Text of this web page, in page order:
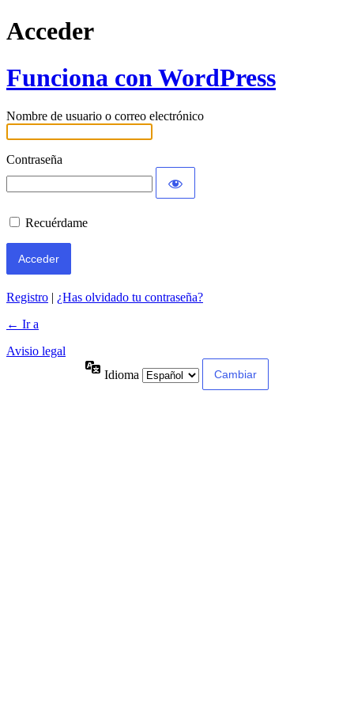
Acceder
Funciona con WordPress
Nombre de usuario o correo electrónico
Contraseña
Recuérdame
Registro | ¿Has olvidado tu contraseña?
← Ir a
Avisio legal
Idioma